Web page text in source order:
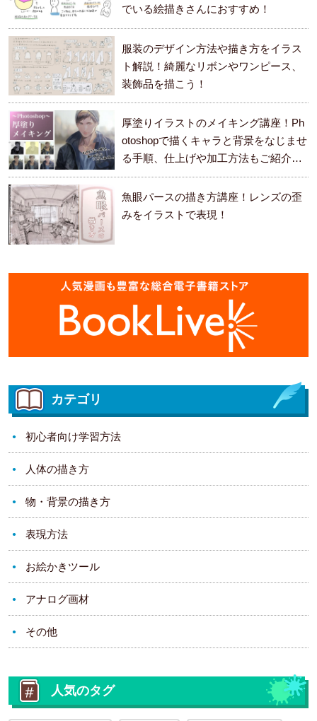
でいる絵描きさんにおすすめ！
服装のデザイン方法や描き方をイラス
ト解説！綺麗なリボンやワンピース、
装飾品を描こう！
厚塗りイラストのメイキング講座！Ph
otoshopで描くキャラと背景をなじませ
る手順、仕上げや加工方法もご紹介し
ます。
魚眼パースの描き方講座！レンズの歪
みをイラストで表現！
カテゴリ
初心者向け学習方法
人体の描き方
物・背景の描き方
表現方法
お絵かきツール
アナログ画材
その他
人気のタグ